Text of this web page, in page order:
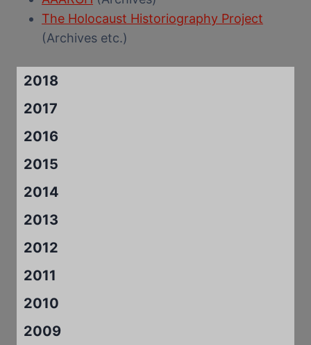
The Holocaust Historiography Project
(Archives etc.)
2018
2017
2016
2015
2014
2013
2012
2011
2010
2009